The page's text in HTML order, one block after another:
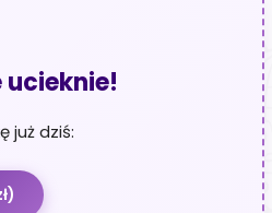
ucieknie!
już dziś: